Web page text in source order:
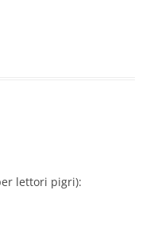
lettori pigri):